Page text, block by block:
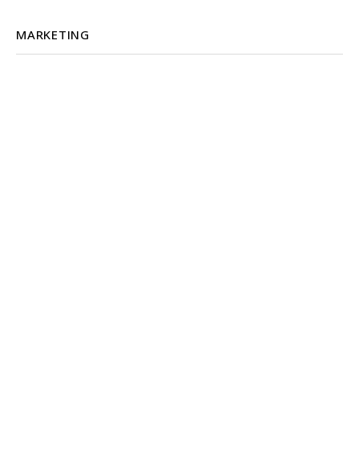
MARKETING